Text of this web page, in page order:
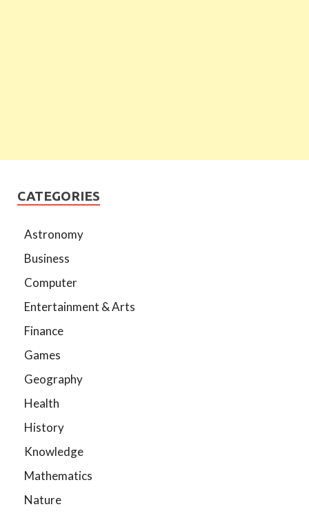
CATEGORIES
Astronomy
Business
Computer
Entertainment & Arts
Finance
Games
Geography
Health
History
Knowledge
Mathematics
Nature